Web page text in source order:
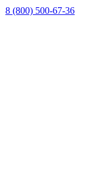
8 (800) 500-67-36